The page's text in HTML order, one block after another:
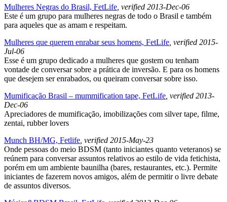
Mulheres Negras do Brasil, FetLife , verified 2013-Dec-06
Este é um grupo para mulheres negras de todo o Brasil e também
para aqueles que as amam e respeitam.
Mulheres que querem enrabar seus homens, FetLife , verified 2015-
Jul-06
Esse é um grupo dedicado a mulheres que gostem ou tenham
vontade de conversar sobre a prática de inversão. E para os homens
que desejem ser enrabados, ou queiram conversar sobre isso.
Mumificação Brasil – mummification tape, FetLife , verified 2013-
Dec-06
Apreciadores de mumificação, imobilizações com silver tape, filme,
zentai, rubber lovers
Munch BH/MG, Fetlife , verified 2015-May-23
Onde pessoas do meio BDSM (tanto iniciantes quanto veteranos) se
reúnem para conversar assuntos relativos ao estilo de vida fetichista,
porém em um ambiente baunilha (bares, restaurantes, etc.). Permite
iniciantes de fazerem novos amigos, além de permitir o livre debate
de assuntos diversos.